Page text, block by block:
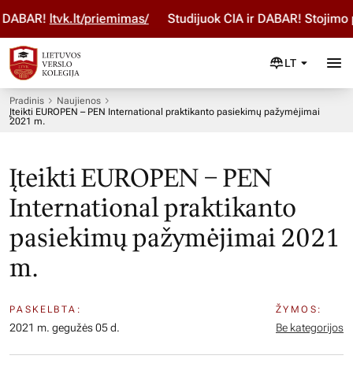
ltvk.lt/priemimas/ Studijuok ČIA ir DABAR! Stojimo
LT
Pradinis
Naujienos
Įteikti EUROPEN – PEN International praktikanto pasiekimų pažymėjimai
2021 m.
Įteikti EUROPEN – PEN
International praktikanto
pasiekimų pažymėjimai 2021
m.
PASKELBTA:
2021 m. gegužės 05 d.
ŽYMOS:
Be kategorijos